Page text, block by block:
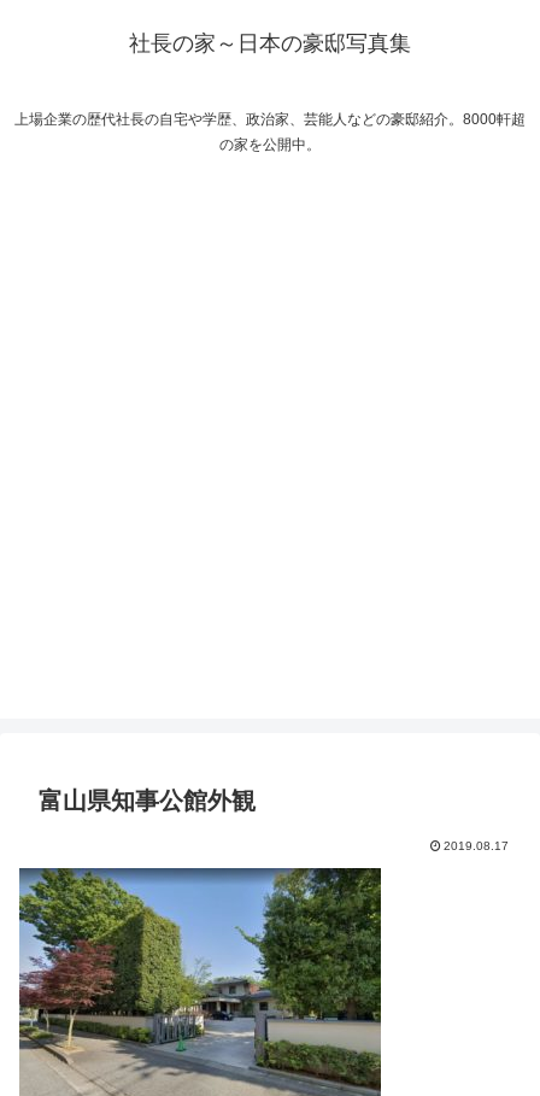
社長の家～日本の豪邸写真集
上場企業の歴代社長の自宅や学歴、政治家、芸能人などの豪邸紹介。8000軒超
の家を公開中。
富山県知事公館外観
2019.08.17